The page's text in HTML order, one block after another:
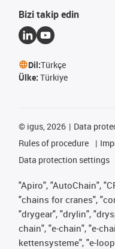
Bizi takip edin
Dil:Türkçe
Ülke: Türkiye
© igus, 2026 Data
Rules of procedure
Data protection settings
"Apiro", "AutoChain",
"chains for cranes",
"drygear", "drylin",
chain", "e-chain", "e-
kettensysteme", "e-